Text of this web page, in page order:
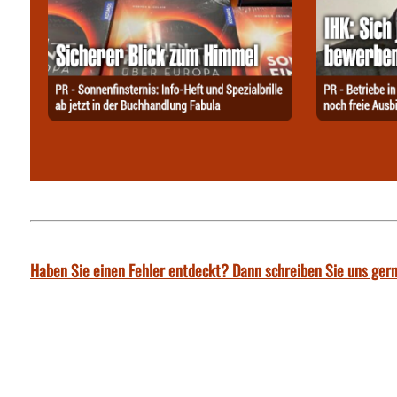
Haben Sie einen Fehler entdeckt? Dann schreiben Sie uns